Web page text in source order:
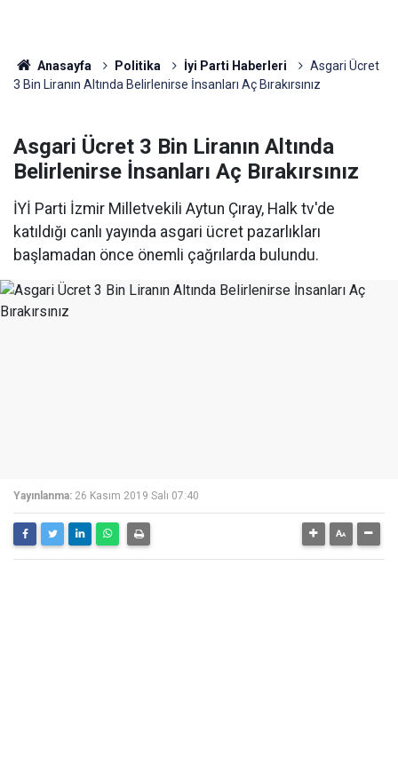
Anasayfa Politika İyi Parti Haberleri
Asgari Ücret
3 Bin Liranın Altında Belirlenirse İnsanları Aç Bırakırsınız
Asgari Ücret 3 Bin Liranın Altında
Belirlenirse İnsanları Aç Bırakırsınız
İYİ Parti İzmir Milletvekili Aytun Çıray, Halk tv'de
katıldığı canlı yayında asgari ücret pazarlıkları
başlamadan önce önemli çağrılarda bulundu.
Yayınlanma: 26 Kasım 2019 Salı 07:40